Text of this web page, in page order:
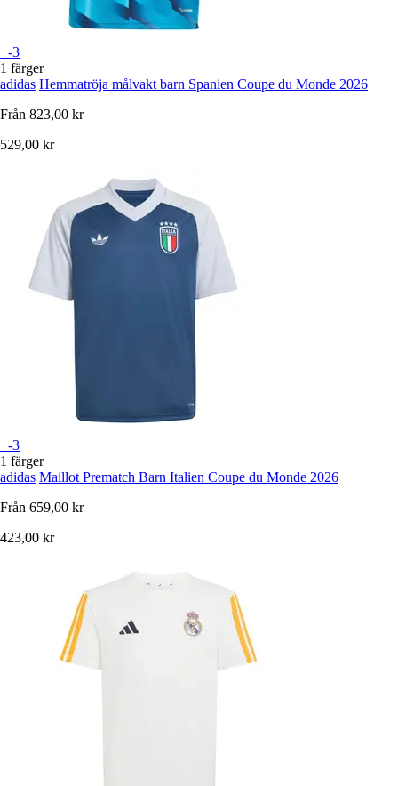
+-3
1 färger
adidas Hemmatröja målvakt barn Spanien Coupe du Monde 2026
Från 823,00 kr
529,00 kr
+-3
1 färger
adidas Maillot Prematch Barn Italien Coupe du Monde 2026
Från 659,00 kr
423,00 kr